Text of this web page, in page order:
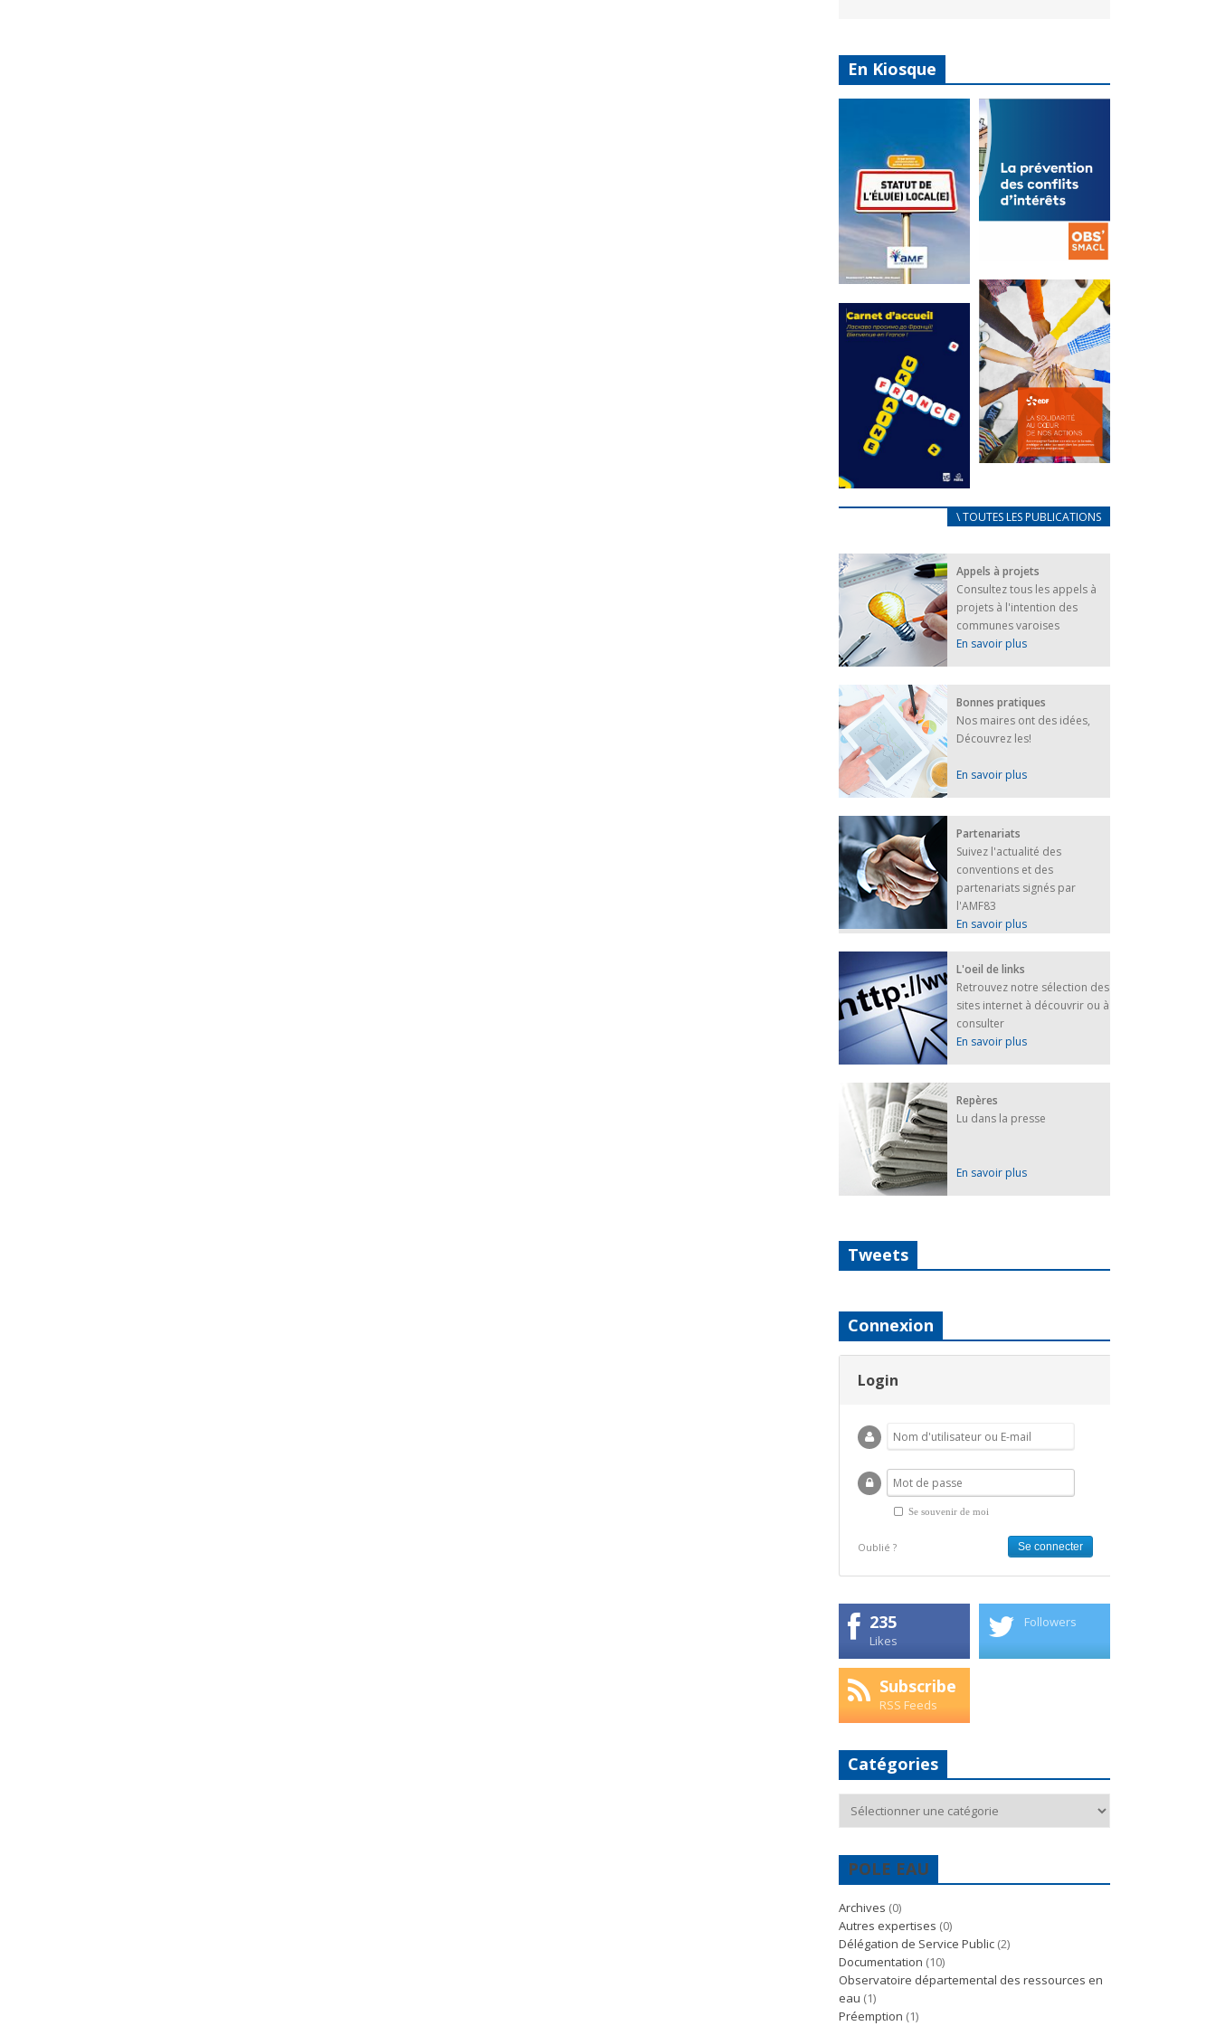
En Kiosque
Statut de
l’élu local
Mise à jour avril
2024
FEUILLETER
La
prévention
des conflits
d’intérêts
18 septembre 2023
FEUILLETER
au coeur de
nos actions
FEUILLETER
FRANÇAIS/UKRAINIEN
25 avril 2022
Afin
d’accompagner
au mieux les
réfugiés
ukrainiens arrivés
en France,...
FEUILLETER
\ TOUTES LES PUBLICATIONS
Appels à projets
Consultez tous les appels à
projets à l'intention des
communes varoises
En savoir plus
Bonnes pratiques
Nos maires ont des idées,
Découvrez les!
En savoir plus
Partenariats
Suivez l'actualité des
conventions et des
partenariats signés par
l'AMF83
En savoir plus
L'oeil de links
Retrouvez notre sélection des
sites internet à découvrir ou à
consulter
En savoir plus
Repères
Lu dans la presse
En savoir plus
Tweets
Connexion
Login
Se souvenir de moi
Oublié ?
235
Likes
Followers
Subscribe
RSS Feeds
Catégories
POLE EAU
Archives (0)
Autres expertises (0)
Délégation de Service Public (2)
Documentation (10)
Observatoire départemental des ressources en
eau (1)
Préemption (1)